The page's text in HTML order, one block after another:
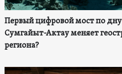
Первый цифровой мост по дну
Сумгайыт-Актау меняет
региона?